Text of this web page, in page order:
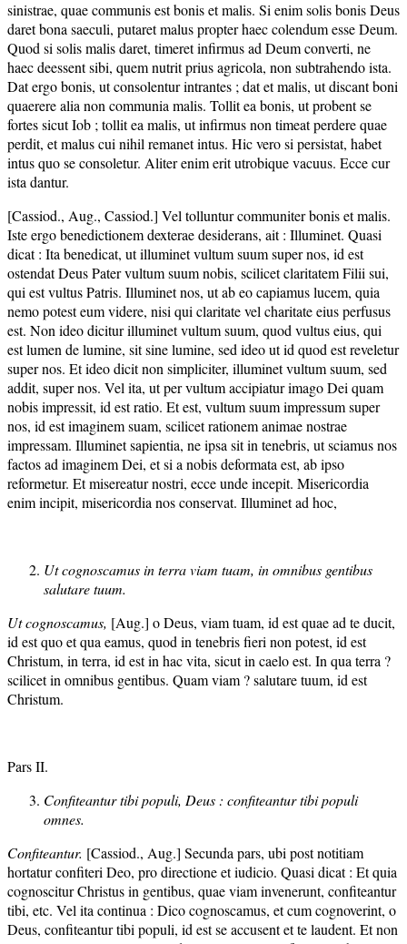
sinistrae, quae communis est bonis et malis. Si enim solis bonis Deus
daret bona saeculi, putaret malus propter haec colendum esse Deum.
Quod si solis malis daret, timeret infirmus ad Deum converti, ne
haec deessent sibi, quem nutrit prius agricola, non subtrahendo ista.
Dat ergo bonis, ut consolentur intrantes ; dat et malis, ut discant boni
quaerere alia non communia malis. Tollit ea bonis, ut probent se
fortes sicut Iob ; tollit ea malis, ut infirmus non timeat perdere quae
perdit, et malus cui nihil remanet intus. Hic vero si persistat, habet
intus quo se consoletur. Aliter enim erit utrobique vacuus. Ecce cur
ista dantur.
[Cassiod., Aug., Cassiod.] Vel tolluntur communiter bonis et malis.
Iste ergo benedictionem dexterae desiderans, ait : Illuminet. Quasi
dicat : Ita benedicat, ut illuminet vultum suum super nos, id est
ostendat Deus Pater vultum suum nobis, scilicet claritatem Filii sui,
qui est vultus Patris. Illuminet nos, ut ab eo capiamus lucem, quia
nemo potest eum videre, nisi qui claritate vel charitate eius perfusus
est. Non ideo dicitur illuminet vultum suum, quod vultus eius, qui
est lumen de lumine, sit sine lumine, sed ideo ut id quod est reveletur
super nos. Et ideo dicit non simpliciter, illuminet vultum suum, sed
addit, super nos. Vel ita, ut per vultum accipiatur imago Dei quam
nobis impressit, id est ratio. Et est, vultum suum impressum super
nos, id est imaginem suam, scilicet rationem animae nostrae
impressam. Illuminet sapientia, ne ipsa sit in tenebris, ut sciamus nos
factos ad imaginem Dei, et si a nobis deformata est, ab ipso
reformetur. Et misereatur nostri, ecce unde incepit. Misericordia
enim incipit, misericordia nos conservat. Illuminet ad hoc,
Ut cognoscamus in terra viam tuam, in omnibus gentibus
salutare tuum.
Ut cognoscamus, [Aug.] o Deus, viam tuam, id est quae ad te ducit,
id est quo et qua eamus, quod in tenebris fieri non potest, id est
Christum, in terra, id est in hac vita, sicut in caelo est. In qua terra ?
scilicet in omnibus gentibus. Quam viam ? salutare tuum, id est
Christum.
Pars II.
Confiteantur tibi populi, Deus : confiteantur tibi populi
omnes.
Confiteantur. [Cassiod., Aug.] Secunda pars, ubi post notitiam
hortatur confiteri Deo, pro directione et iudicio. Quasi dicat : Et quia
cognoscitur Christus in gentibus, quae viam invenerunt, confiteantur
tibi, etc. Vel ita continua : Dico cognoscamus, et cum cognoverint, o
Deus, confiteantur tibi populi, id est se accusent et te laudent. Et non